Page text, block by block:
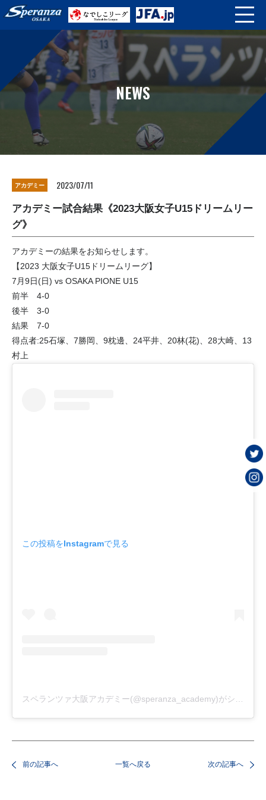
NEWS
アカデミー 2023/07/11
アカデミー試合結果《2023大阪女子U15ドリームリー
グ》
アカデミーの結果をお知らせします。
【2023 大阪女子U15ドリームリーグ】
7月9日(日) vs OSAKA PIONE U15
前半 4-0
後半 3-0
結果 7-0
得点者:25石塚、7勝岡、9枕邊、24平井、20林(花)、28大崎、13
村上
この投稿をInstagramで見る
前の記事へ 一覧へ戻る 次の記事へ